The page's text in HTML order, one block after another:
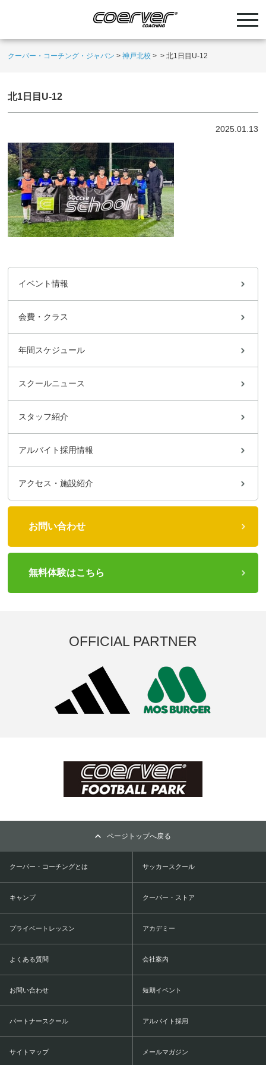
クーバー・コーチング・ジャパン >神戸北校 > >北1日目U-12
北1日目U-12
2025.01.13
イベント情報
会費・クラス
年間スケジュール
スクールニュース
スタッフ紹介
アルバイト採用情報
アクセス・施設紹介
お問い合わせ
無料体験はこちら
OFFICIAL PARTNER
ページトップへ戻る
クーバー・コーチングとは サッカースクール
キャンプ クーバー・ストア
プライベートレッスン アカデミー
よくある質問 会社案内
お問い合わせ 短期イベント
パートナースクール アルバイト採用
サイトマップ メールマガジン